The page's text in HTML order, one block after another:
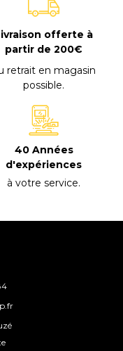
offerte à
partir de 200€
retrait en magasin
possible.
40 Années
d'expériences
à votre service.